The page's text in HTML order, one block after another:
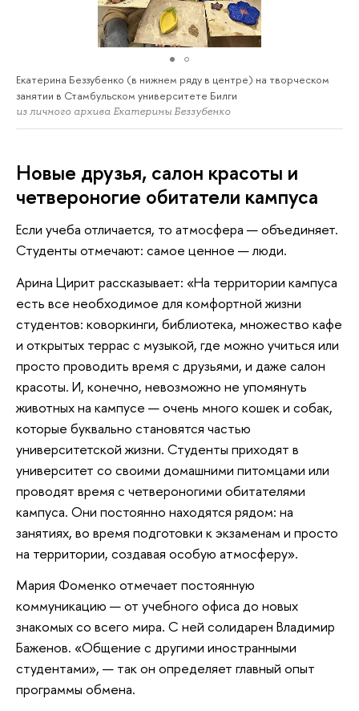
Екатерина Беззубенко (в нижнем ряду в центре) на творческом
занятии в Стамбульском университете Билги
из личного архива Екатерины Беззубенко
Новые друзья, салон красоты и
четвероногие обитатели кампуса
Если учеба отличается, то атмосфера — объединяет.
Студенты отмечают: самое ценное — люди.
Арина Цирит рассказывает: «На территории кампуса
есть все необходимое для комфортной жизни
студентов: коворкинги, библиотека, множество кафе
и открытых террас с музыкой, где можно учиться или
просто проводить время с друзьями, и даже салон
красоты. И, конечно, невозможно не упомянуть
животных на кампусе — очень много кошек и собак,
которые буквально становятся частью
университетской жизни. Студенты приходят в
университет со своими домашними питомцами или
проводят время с четвероногими обитателями
кампуса. Они постоянно находятся рядом: на
занятиях, во время подготовки к экзаменам и просто
на территории, создавая особую атмосферу».
Мария Фоменко отмечает постоянную
коммуникацию — от учебного офиса до новых
знакомых со всего мира. С ней солидарен Владимир
Баженов. «Общение с другими иностранными
студентами», — так он определяет главный опыт
программы обмена.